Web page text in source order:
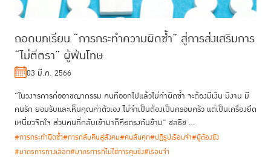
ถอดบทเรียน “การกระทำความผิดซ้ำ” สู่การส่งเสริมการ
“ไม่ตีตรา” ผู้พ้นโทษ
03 มี.ค. 2566
“ในวงจรการก่ออาชญากรรม คนที่ออกไปแล้วไม่ทำผิดซ้ำ จะต้องมีเงิน มีงาน มี
คนรัก ยอมรับและเห็นคุณค่าตัวเอง ไม่จำเป็นต้องเป็นครอบครัว แต่เป็นเครื่องยึด
เหนี่ยวจิตใจ ส่วนคนที่กลับเข้ามาก็คือตรงกันข้าม” ชลธิช ...
#การกระทำผิดซ้ำ#การกลับคืนสู่สังคม#คนล้นคุก#ปฏิรูปเรือนจำ#ผู้ต้องขัง
#มาตรการทางเลือก#มาตรการที่ไม่ใช่การคุมขัง#เรือนจำ